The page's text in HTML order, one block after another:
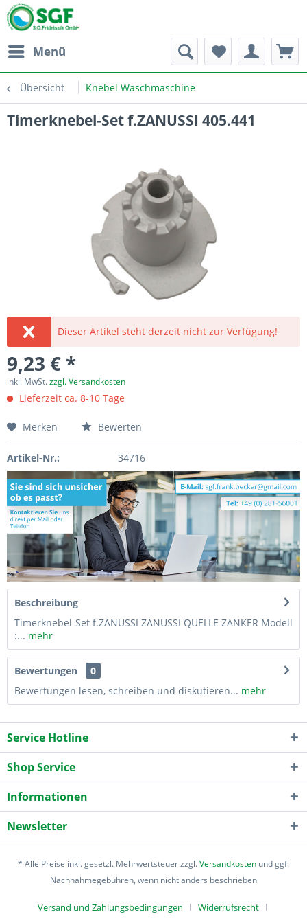
Menü
Übersicht Knebel Waschmaschine
Timerknebel-Set f.ZANUSSI 405.441
Dieser Artikel steht derzeit nicht zur Verfügung!
9,23 € *
inkl. MwSt.zzgl. Versandkosten
Lieferzeit ca. 8-10 Tage
Merken Bewerten
Artikel-Nr.: 34716
Beschreibung
Timerknebel-Set f.ZANUSSI ZANUSSI QUELLE ZANKER Modell
:... mehr
Bewertungen
0
Bewertungen lesen, schreiben und diskutieren... mehr
Service Hotline
Shop Service
Informationen
Newsletter
* Alle Preise inkl. gesetzl. Mehrwertsteuer zzgl.Versandkosten und ggf.
Nachnahmegebühren, wenn nicht anders beschrieben
Versand und Zahlungsbedingungen Widerrufsrecht